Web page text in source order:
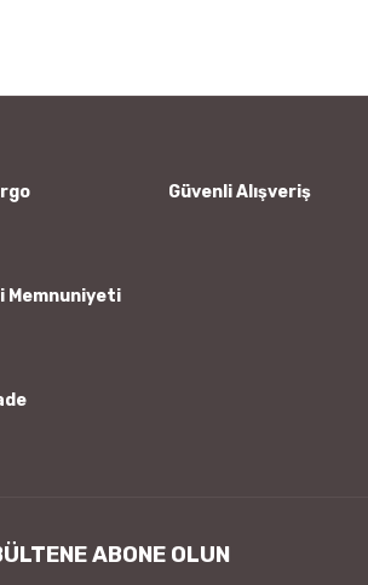
hatalar bulunuyor. Güvenli Alışveriş
Memnuniyeti
ABONE OLUN